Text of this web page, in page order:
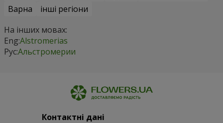
Варна
інші регіони
На інших мовах:
Eng:Alstromerias
Рус:Альстромерии
Контактні дані